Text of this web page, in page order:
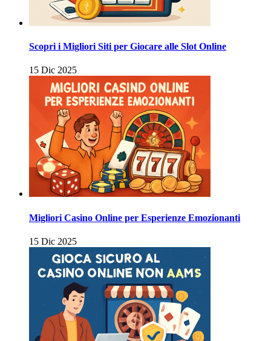
Scopri i Migliori Siti per Giocare alle Slot Online
15 Dic 2025
Migliori Casino Online per Esperienze Emozionanti
15 Dic 2025